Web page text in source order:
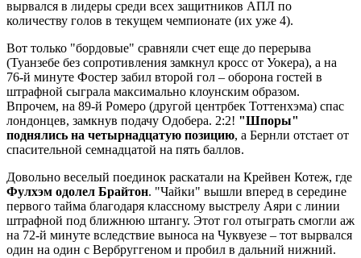
вырвался в лидеры среди всех защитников АПЛ по
количеству голов в текущем чемпионате (их уже 4).
Вот только "бордовые" сравняли счет еще до перерыва
(Туанзебе без сопротивления замкнул кросс от Уокера), а на
76-й минуте Фостер забил второй гол – оборона гостей в
штрафной сыграла максимально клоунским образом.
Впрочем, на 89-й Ромеро (другой центрбек Тоттенхэма) спас
лондонцев, замкнув подачу Одобера. 2:2! "Шпоры"
поднялись на четырнадцатую позицию, а Бернли отстает от
спасительной семнадцатой на пять баллов.
Довольно веселый поединок раскатали на Крейвен Котеж, где
Фулхэм одолел Брайтон. "Чайки" вышли вперед в середине
первого тайма благодаря классному выстрелу Аяри с линии
штрафной под ближнюю штангу. Этот гол отыграть смогли аж
на 72-й минуте вследствие выноса на Чуквуезе – тот вырвался
один на один с Вербруггеном и пробил в дальний нижний.